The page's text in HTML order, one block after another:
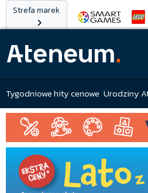
Strefa marek
Tygodniowe hity cenowe Urodziny